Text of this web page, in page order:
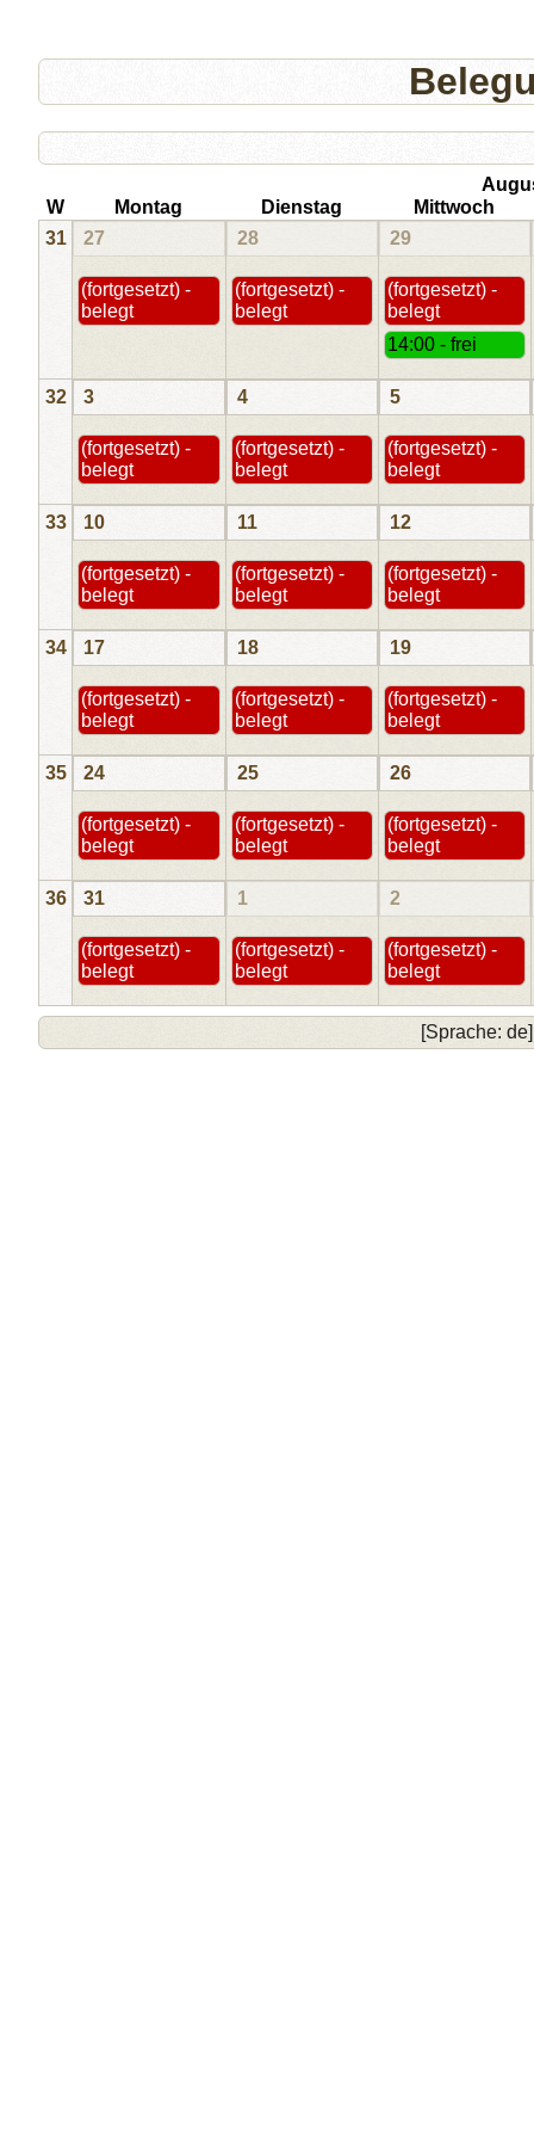
W
Montag Dienstag
Mittwoch
31
27
(fortgesetzt) -
belegt
28
(fortgesetzt) -
belegt
29
(fortgesetzt) -
belegt
14:00 - frei
32 3
(fortgesetzt) -
belegt
4
(fortgesetzt) -
belegt
5
(fortgesetzt) -
belegt
33 10
(fortgesetzt) -
belegt
11
(fortgesetzt) -
belegt
12
(fortgesetzt) -
belegt
34 17
(fortgesetzt) -
belegt
18
(fortgesetzt) -
belegt
19
(fortgesetzt) -
belegt
35 24
(fortgesetzt) -
belegt
25
(fortgesetzt) -
belegt
26
(fortgesetzt) -
belegt
36 31
(fortgesetzt) -
belegt
1
(fortgesetzt) -
belegt
2
(fortgesetzt) -
belegt
[Sprache: